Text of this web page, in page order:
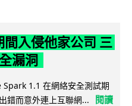
入侵他家公司 三
漏洞
1.1 在網絡安全測試期
錯而意外連上互聯網...
閱讀